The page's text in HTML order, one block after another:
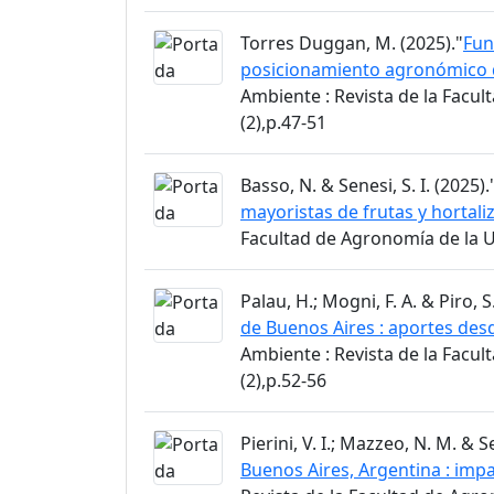
Torres Duggan, M. (2025)."
posicionamiento
Ambiente : Revista de la
(2),p.47-51
Basso, N. & Senesi, S. I.
mayoristas de frutas y
Facultad de Agronomía de la
Palau, H.; Mogni, F. A. & Piro,
de Buenos Aires : aportes
Ambiente : Revista de la
(2),p.52-56
Pierini, V. I.; Mazzeo, N. M. &
Buenos Aires, Argentina :